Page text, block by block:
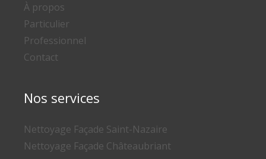
À propos
Particulier
Professionnel
Contact
Nos services
Nettoyage Façade Saint-Nazaire
Nettoyage Façade Châteaubriant